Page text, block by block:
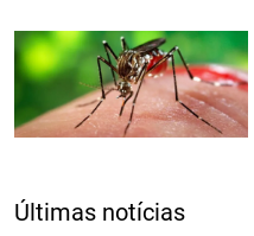
Últimas notícias